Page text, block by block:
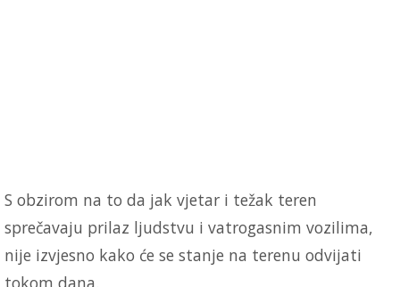
S obzirom na to da jak vjetar i težak teren
sprečavaju prilaz ljudstvu i vatrogasnim vozilima,
nije izvjesno kako će se stanje na terenu odvijati